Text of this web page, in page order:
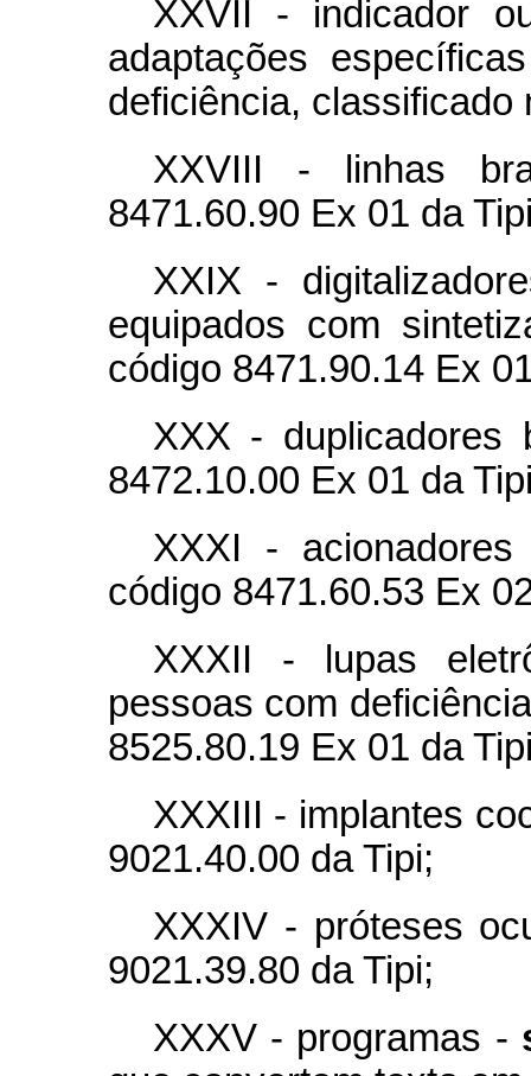
XXVII - indicador
adaptações
deficiência, classificado
XXVIII - linhas
8471.60.90 Ex 01 da
XXIX -
equipados com
código 8471.90.14 Ex
XXX - duplicadores
8472.10.00 Ex 01 da
XXXI -
código 8471.60.53 Ex
XXXII - lupas
pessoas com
8525.80.19 Ex 01 da
XXXIII - implantes
9021.40.00 da Tipi;
XXXIV - próteses
9021.39.80 da Tipi;
XXXV - programas -